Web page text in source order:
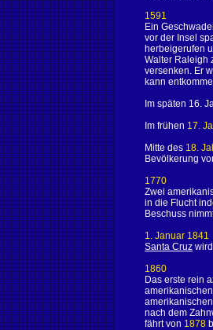
1591
Ein
vor der Insel
herbeigerufen
Walter Raleigh
versenken. Er
kann
Im späten 16.
Im frühen 17.
Mitte des 18.
Bevölkerung
1770
Zwei
in die Flucht
Beschuss
1. Januar 1841
Santa Cruz
1860
Das erste rein
nach dem
fährt von 1878